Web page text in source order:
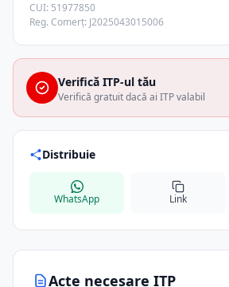
Acte necesare ITP
CUI: 51977850
Reg. Comerț: J2025043015006
Verifică ITP-ul tău
Verifică gratuit dacă ai ITP valabil
Distribuie
WhatsApp Link